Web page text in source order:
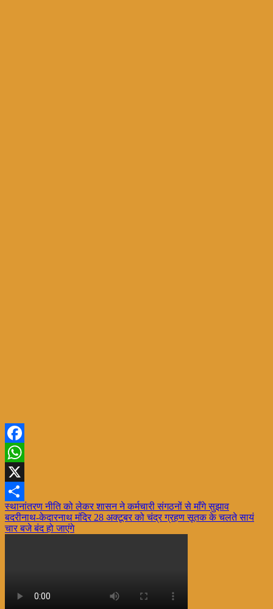
Facebook
WhatsApp
X
Share
Post
navigation
स्थानांतरण नीति को लेकर शासन ने कर्मचारी संगठनों से माँगे सुझाव
बदरीनाथ-केदारनाथ मंदिर 28 अक्टूबर को चंद्र ग्रहण सूतक के चलते सायं
चार बजे बंद हो जाएंगे